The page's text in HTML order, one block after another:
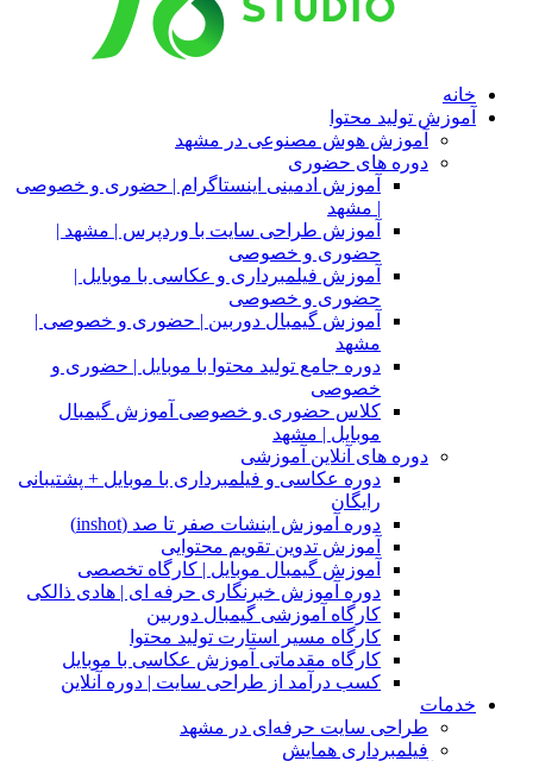
خانه
آموزش تولید محتوا
آموزش هوش مصنوعی در مشهد
دوره های حضوری
آموزش ادمینی اینستاگرام | حضوری و خصوصی
| مشهد
آموزش طراحی سایت با وردپرس | مشهد |
حضوری و خصوصی
آموزش فیلمبرداری و عکاسی با موبایل |
حضوری و خصوصی
آموزش گیمبال دوربین | حضوری و خصوصی |
مشهد
دوره جامع تولید محتوا با موبایل | حضوری و
خصوصی
کلاس حضوری و خصوصی آموزش گیمبال
موبایل | مشهد
دوره های آنلاین آموزشی
دوره عکاسی و فیلمبرداری با موبایل + پشتیبانی
رایگان
دوره آموزش اینشات صفر تا صد (inshot)
آموزش تدوین تقویم محتوایی
آموزش گیمبال موبایل | کارگاه تخصصی
دوره آموزش خبرنگاری حرفه ای | هادی ذالکی
کارگاه آموزشی گیمبال دوربین
کارگاه مسیر استارت تولید محتوا
کارگاه مقدماتی آموزش عکاسی با موبایل
کسب درآمد از طراحی سایت | دوره آنلاین
خدمات
طراحی سایت حرفه‌ای در مشهد
فیلمبرداری همایش